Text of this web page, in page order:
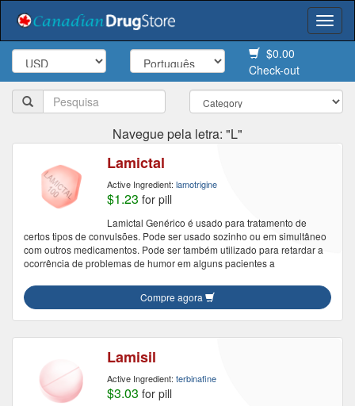
$0.00
Check-out
Navegue pela letra: "L"
Lamictal
Active Ingredient: lamotrigine
$1.23 for pill
Lamictal Genérico é usado para tratamento de
certos tipos de convulsões. Pode ser usado sozinho ou em simultâneo
com outros medicamentos. Pode ser também utilizado para retardar a
ocorrência de problemas de humor em alguns pacientes a
Compre agora
Lamisil
Active Ingredient: terbinafine
$3.03 for pill